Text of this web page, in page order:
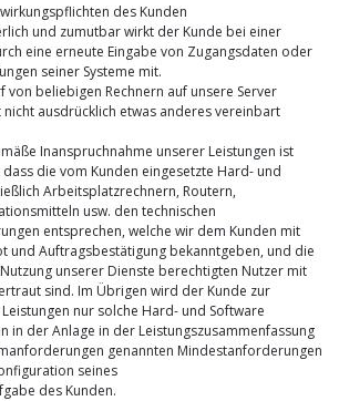
des Kunden
und zumutbar wirkt der Kunde bei einer
eine erneute Eingabe von Zugangsdaten oder
seiner Systeme mit.
von beliebigen Rechnern auf unsere Server
nicht ausdrücklich etwas anderes vereinbart
Inanspruchnahme unserer Leistungen ist
die vom Kunden eingesetzte Hard- und
Arbeitsplatzrechnern, Routern,
usw. den technischen
entsprechen, welche wir dem Kunden mit
und Auftragsbestätigung bekanntgeben, und die
unserer Dienste berechtigten Nutzer mit
sind. Im Übrigen wird der Kunde zur
nur solche Hard- und Software
in der Anlage in der Leistungszusammenfassung
genannten Mindestanforderungen
seines
Aufgabe des Kunden.